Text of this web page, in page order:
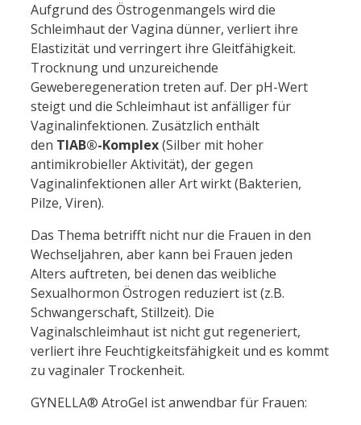
Aufgrund des Östrogenmangels wird die
Schleimhaut der Vagina dünner, verliert ihre
Elastizität und verringert ihre Gleitfähigkeit.
Trocknung und unzureichende
Geweberegeneration treten auf. Der pH-Wert
steigt und die Schleimhaut ist anfälliger für
Vaginalinfektionen. Zusätzlich enthält
den TIAB®-Komplex(Silber mit hoher
antimikrobieller Aktivität), der gegen
Vaginalinfektionen aller Art wirkt (Bakterien,
Pilze, Viren).
Das Thema betrifft nicht nur die Frauen in den
Wechseljahren, aber kann bei Frauen jeden
Alters auftreten, bei denen das weibliche
Sexualhormon Östrogen reduziert ist (z.B.
Schwangerschaft, Stillzeit). Die
Vaginalschleimhaut ist nicht gut regeneriert,
verliert ihre Feuchtigkeitsfähigkeit und es kommt
zu vaginaler Trockenheit.
GYNELLA® AtroGel ist anwendbar für Frauen: